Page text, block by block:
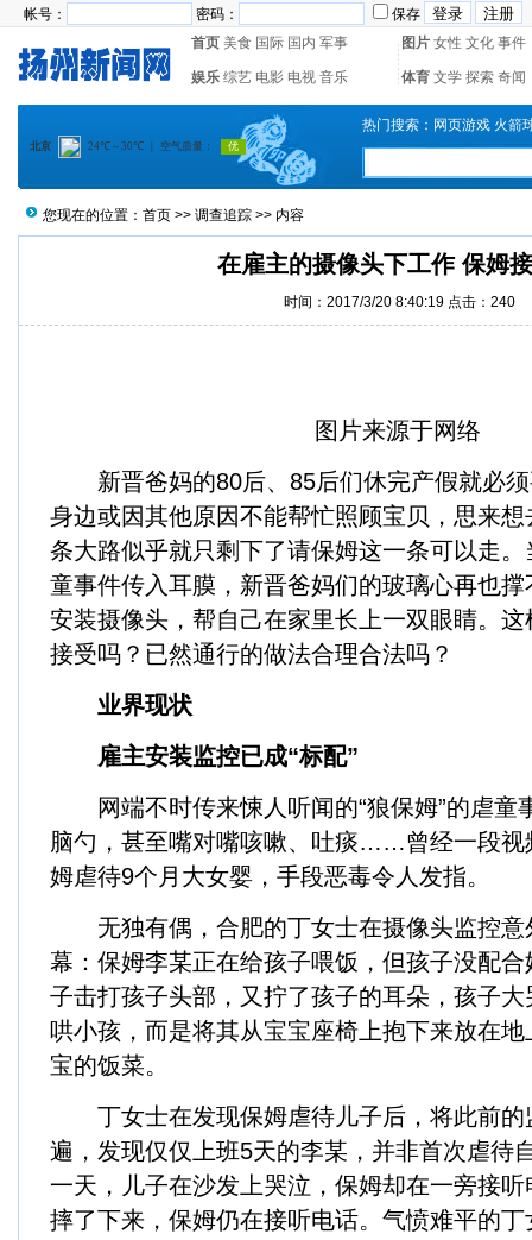
帐号： 密码：
保存
首页 美食 国际 国内 军事 图片 女性 文化 事件
娱乐 综艺 电影 电视 音乐 体育 文学 探索 奇闻
热门搜索： 网页游戏 火箭
您现在的位置： 首页 >> 调查追踪 >> 内容
在雇主的摄像头下工作 保姆
时间：2017/3/20 8:40:19 点击： 240
图片来源于网络
新晋爸妈的80后、85后们休完产假就必须
身边或因其他原因不能帮忙照顾宝贝，思来想
条大路似乎就只剩下了请保姆这一条可以走
童事件传入耳膜，新晋爸妈们的玻璃心再也
安装摄像头，帮自己在家里长上一双眼睛。
接受吗？已然通行的做法合理合法吗？
业界现状
雇主安装监控已成“标配”
网端不时传来悚人听闻的“狼保姆”的虐童
脑勺，甚至嘴对嘴咳嗽、吐痰……曾经一段视
姆虐待9个月大女婴，手段恶毒令人发指。
无独有偶，合肥的丁女士在摄像头监控意
幕：保姆李某正在给孩子喂饭，但孩子没配
子击打孩子头部，又拧了孩子的耳朵，孩子
哄小孩，而是将其从宝宝座椅上抱下来放在
宝的饭菜。
丁女士在发现保姆虐待儿子后，将此前的
遍，发现仅仅上班5天的李某，并非首次虐待
一天，儿子在沙发上哭泣，保姆却在一旁接
摔了下来，保姆仍在接听电话。气愤难平的